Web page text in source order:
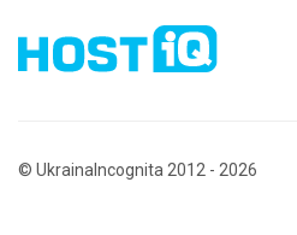
© UkrainaIncognita 2012 - 2026